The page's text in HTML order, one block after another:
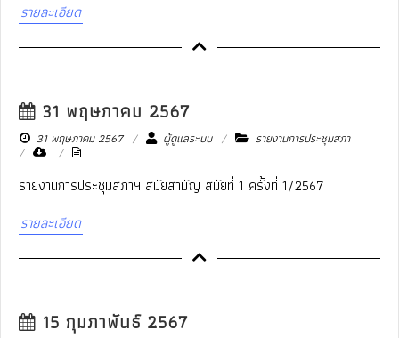
รายละเอียด
31 พฤษภาคม 2567
31 พฤษภาคม 2567 ผู้ดูแลระบบ รายงานการประชุมสภา
รายงานการประชุมสภาฯ สมัยสามัญ สมัยที่ 1 ครั้งที่ 1/2567
รายละเอียด
15 กุมภาพันธ์ 2567